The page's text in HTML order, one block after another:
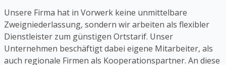
Unsere Firma hat in Vorwerk keine unmittelbare
Zweigniederlassung, sondern wir arbeiten als flexibler
Dienstleister zum günstigen Ortstarif. Unser
Unternehmen beschäftigt dabei eigene Mitarbeiter, als
auch regionale Firmen als Kooperationspartner. An diese